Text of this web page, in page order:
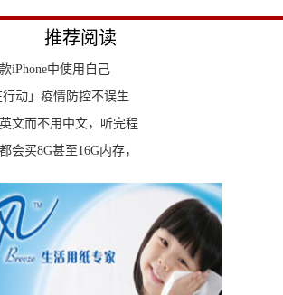
推荐阅读
iPhone中使用自己
行动」疫情防控不误生
文而不用中文，听完程
会买8G甚至16G内存，
相，外观神似机器人，